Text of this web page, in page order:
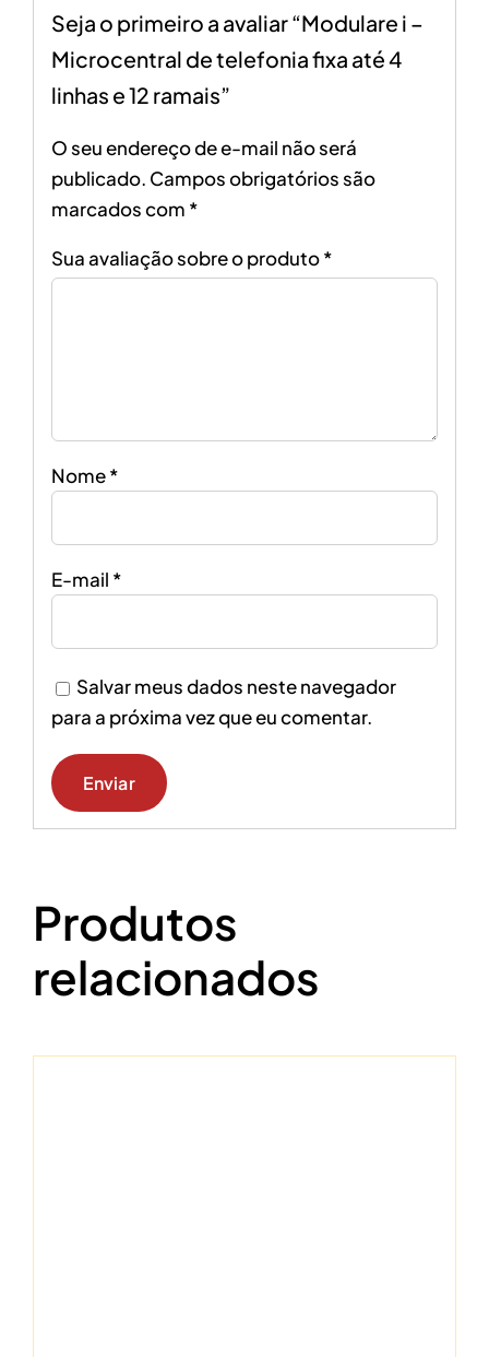
Seja o primeiro a avaliar “Modulare i –
Microcentral de telefonia fixa até 4
linhas e 12 ramais”
O seu endereço de e-mail não será
publicado. Campos obrigatórios são
marcados com *
Sua avaliação sobre o produto*
Nome*
E-mail *
Salvar meus dados neste navegador
para a próxima vez que eu comentar.
Produtos
relacionados